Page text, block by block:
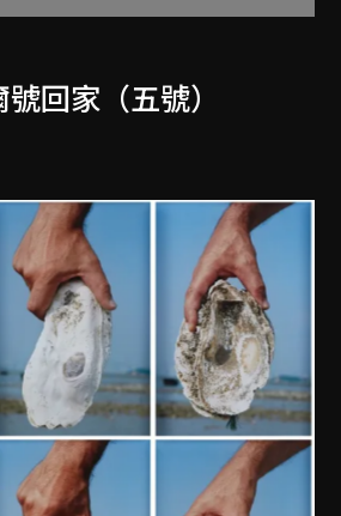
回家（五號）